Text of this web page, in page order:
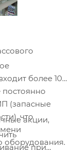
более 10
(запасные
что
оборудования.
акции,
при